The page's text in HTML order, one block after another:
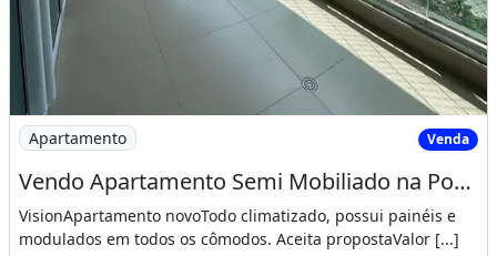
Imagem: Vendo Apartamento Semi Mobiliado na Ponta
Apartamento Venda
Vendo Apartamento Semi Mobiliado na Ponta Negra
VisionApartamento novoTodo climatizado, possui painéis e
modulados em todos os cômodos. Aceita propostaValor [...]